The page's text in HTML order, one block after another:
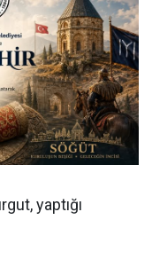
yaptığı